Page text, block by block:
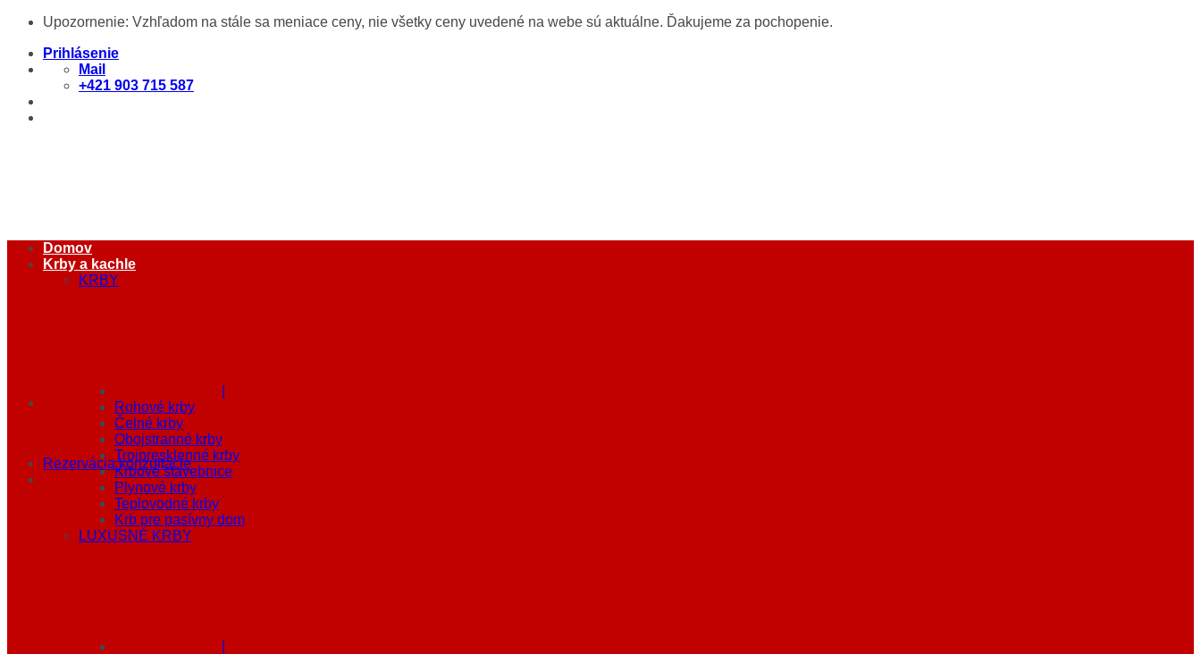
Skip
content
Upozornenie: Vzhľadom na stále sa meniace ceny, nie všetky ceny uvedené na webe sú aktuálne. Ďakujeme za pochopenie.
Prihlásenie
Mail
+421 903 715 587
Rezervácia konzultácie
Domov
Krby a kachle
KRBY
Rohové krby
Čelné krby
Obojstranné krby
Trojpresklenné krby
Krbové stavebnice
Plynové krby
Teplovodné krby
Krb pre pasívny dom
LUXUSNÉ KRBY